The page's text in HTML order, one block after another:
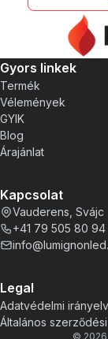
Gyors linkek
Termék
Vélemények
GYIK
Blog
Árajánlat
Kapcsolat
Vauderens, Svájc
+41 79 505 80 94
Legal
Adatvédelmi
Általános
© 2026